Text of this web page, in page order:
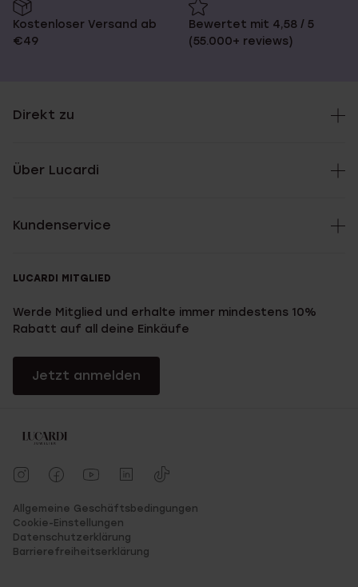
Kostenloser Versand ab
€49
Bewertet mit 4,58 / 5
(55.000+ reviews)
Direkt zu
Über Lucardi
Kundenservice
LUCARDI MITGLIED
Werde Mitglied und erhalte immer mindestens 10%
Rabatt auf all deine Einkäufe
Jetzt anmelden
Allgemeine Geschäftsbedingungen
Cookie-Einstellungen
Datenschutzerklärung
Barrierefreiheitserklärung